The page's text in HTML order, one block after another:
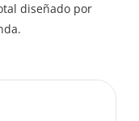
diseñado por